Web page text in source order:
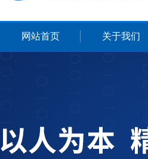
网站首页 关于我们